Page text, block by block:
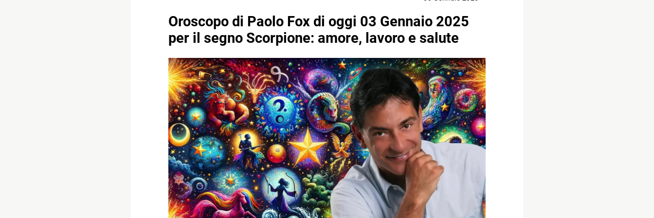
Oroscopo di Paolo Fox di oggi 03 Gennaio 2025
per il segno Scorpione: amore, lavoro e salute